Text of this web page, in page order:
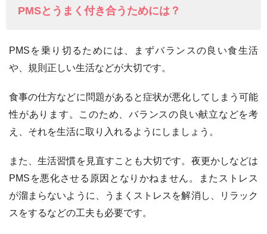
PMSとうまく付き合うためには？
PMSを乗り切るためには、まずバランスの良い食生活
や、規則正しい生活などが大切です。
食事の仕方などに問題があると症状が悪化してしまう可能
性があります。このため、バランスの良い献立などを考
え、それを生活に取り入れるようにしましょう。
また、生活習慣を見直すことも大切です。夜更かしなどは
PMSを悪化させる原因となりかねません。またストレス
が溜まらないように、うまくストレスを解消し、リラック
スをするなどの工夫も必要です。